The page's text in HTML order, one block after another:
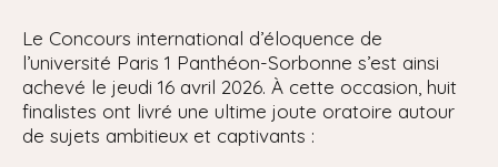
Le Concours international d’éloquence de
l’université Paris 1 Panthéon-Sorbonne s’est ainsi
achevé le jeudi 16 avril 2026. À cette occasion, huit
finalistes ont livré une ultime joute oratoire autour
de sujets ambitieux et captivants :